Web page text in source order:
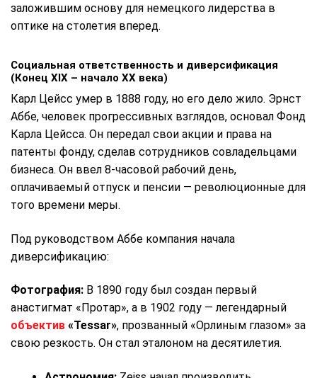
заложившим основу для немецкого лидерства в
оптике на столетия вперед.
Социальная ответственность и диверсификация
(Конец XIX – начало XX века)
Карл Цейсс умер в 1888 году, но его дело жило. Эрнст
Аббе, человек прогрессивных взглядов, основал Фонд
Карла Цейсса. Он передал свои акции и права на
патенты фонду, сделав сотрудников совладельцами
бизнеса. Он ввел 8-часовой рабочий день,
оплачиваемый отпуск и пенсии — революционные для
того времени меры.
Под руководством Аббе компания начала
диверсификацию:
Фотография: В 1890 году был создан первый
анастигмат «Протар», а в 1902 году — легендарный
объектив «Tessar», прозванный «Орлиным глазом» за
свою резкость. Он стал эталоном на десятилетия.